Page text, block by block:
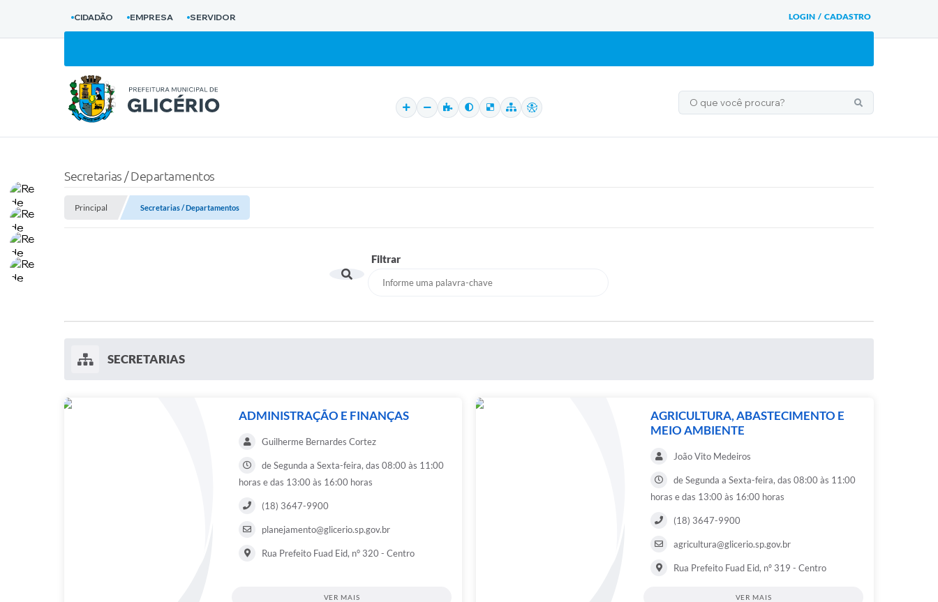
LOGIN / CADASTRO
CIDADÃO EMPRESA SERVIDOR
Secretarias / Departamentos
Principal Secretarias / Departamentos
Filtrar
SECRETARIAS
ADMINISTRAÇÃO E FINANÇAS
Guilherme Bernardes Cortez
de Segunda a Sexta-feira, das 08:00 às 11:00
horas e das 13:00 às 16:00 horas
(18) 3647-9900
planejamento@glicerio.sp.gov.br
Rua Prefeito Fuad Eid, n° 320 - Centro
VER MAIS
AGRICULTURA, ABASTECIMENTO E
MEIO AMBIENTE
João Vito Medeiros
de Segunda a Sexta-feira, das 08:00 às 11:00
horas e das 13:00 às 16:00 horas
(18) 3647-9900
agricultura@glicerio.sp.gov.br
Rua Prefeito Fuad Eid, nº 319 - Centro
VER MAIS